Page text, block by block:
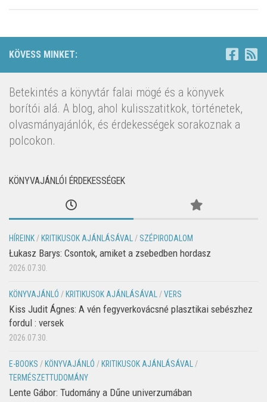
KÖVESS MINKET:
Betekintés a könyvtár falai mögé és a könyvek
borítói alá. A blog, ahol kulisszatitkok, történetek,
olvasmányajánlók, és érdekességek sorakoznak a
polcokon.
KÖNYVAJÁNLÓI ÉRDEKESSÉGEK
HÍREINK/ KRITIKUSOK AJÁNLÁSÁVAL/ SZÉPIRODALOM
Łukasz Barys: Csontok, amiket a zsebedben hordasz
2026.07.30.
KÖNYVAJÁNLÓ / KRITIKUSOK AJÁNLÁSÁVAL/VERS
Kiss Judit Ágnes: A vén fegyverkovácsné plasztikai sebészhez
fordul : versek
2026.07.30.
E-BOOKS / KÖNYVAJÁNLÓ / KRITIKUSOK AJÁNLÁSÁVAL/
TERMÉSZETTUDOMÁNY
Lente Gábor: Tudomány a Dűne univerzumában